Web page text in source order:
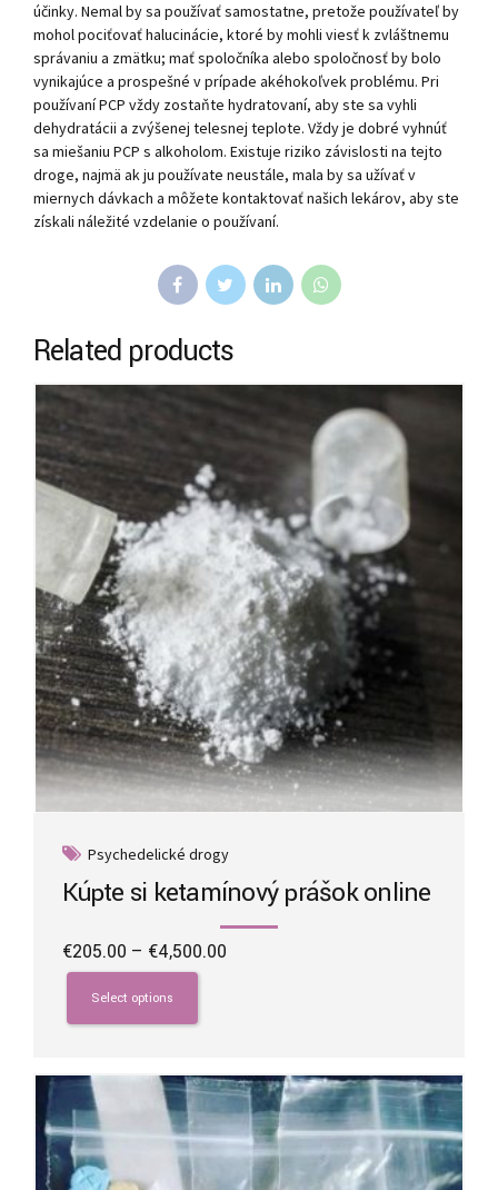
účinky. Nemal by sa používať samostatne, pretože používateľ by
mohol pociťovať halucinácie, ktoré by mohli viesť k zvláštnemu
správaniu a zmätku; mať spoločníka alebo spoločnosť by bolo
vynikajúce a prospešné v prípade akéhokoľvek problému. Pri
používaní PCP vždy zostaňte hydratovaní, aby ste sa vyhli
dehydratácii a zvýšenej telesnej teplote. Vždy je dobré vyhnúť
sa miešaniu PCP s alkoholom. Existuje riziko závislosti na tejto
droge, najmä ak ju používate neustále, mala by sa užívať v
miernych dávkach a môžete kontaktovať našich lekárov, aby ste
získali náležité vzdelanie o používaní.
Related products
Psychedelické drogy
Kúpte si ketamínový prášok online
€205.00 – €4,500.00
Select options
This
product
has
options
may
be
chosen